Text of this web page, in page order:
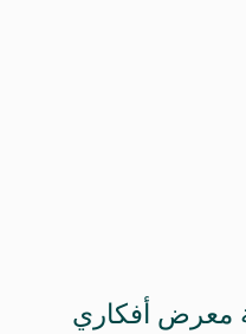
معرض أفكاري